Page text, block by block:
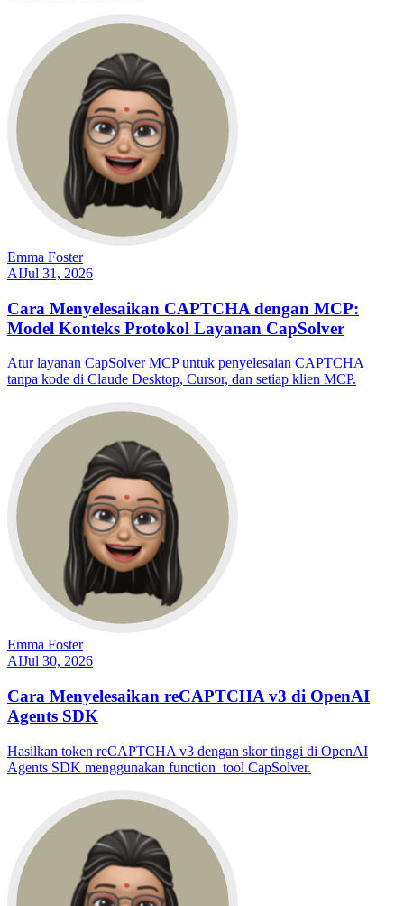
Emma Foster
AIJul 31, 2026
Cara Menyelesaikan CAPTCHA dengan MCP:
Model Konteks Protokol Layanan CapSolver
Atur layanan CapSolver MCP untuk penyelesaian CAPTCHA
tanpa kode di Claude Desktop, Cursor, dan setiap klien MCP.
Emma Foster
AIJul 30, 2026
Cara Menyelesaikan reCAPTCHA v3 di OpenAI
Agents SDK
Hasilkan token reCAPTCHA v3 dengan skor tinggi di OpenAI
Agents SDK menggunakan function_tool CapSolver.